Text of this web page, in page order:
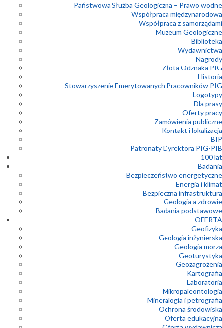
Państwowa Służba Geologiczna – Prawo wodne
Współpraca międzynarodowa
Współpraca z samorządami
Muzeum Geologiczne
Biblioteka
Wydawnictwa
Nagrody
Złota Odznaka PIG
Historia
Stowarzyszenie Emerytowanych Pracowników PIG
Logotypy
Dla prasy
Oferty pracy
Zamówienia publiczne
Kontakt i lokalizacja
BIP
Patronaty Dyrektora PIG-PIB
100 lat
Badania
Bezpieczeństwo energetyczne
Energia i klimat
Bezpieczna infrastruktura
Geologia a zdrowie
Badania podstawowe
OFERTA
Geofizyka
Geologia inżynierska
Geologia morza
Geoturystyka
Geozagrożenia
Kartografia
Laboratoria
Mikropaleontologia
Mineralogia i petrografia
Ochrona środowiska
Oferta edukacyjna